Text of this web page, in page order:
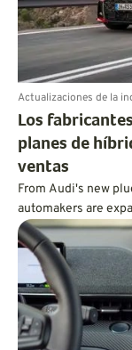
Actualizaciones de la
Los
planes de
ventas
From Audi's new
automakers are
demand for efficient